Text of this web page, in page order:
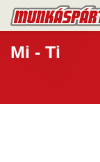
Mi - Ti